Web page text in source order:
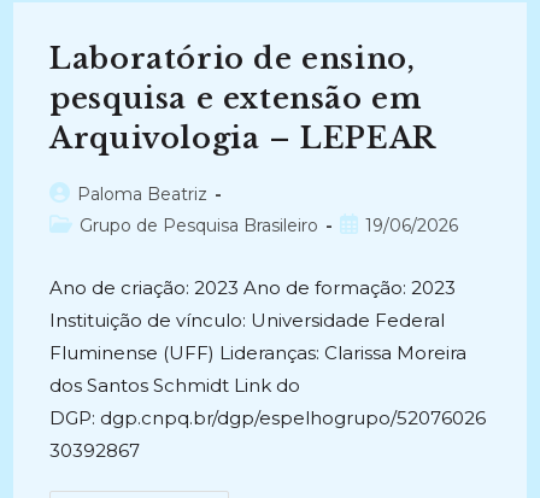
Laboratório de ensino,
pesquisa e extensão em
Arquivologia – LEPEAR
Autor
do
Paloma Beatriz
Categoria
Grupo de Pesquisa Brasileiro
Post19/06/2026
Ano de criação: 2023 Ano de formação: 2023
Instituição de vínculo: Universidade Federal
Fluminense (UFF) Lideranças: Clarissa Moreira
dos Santos Schmidt Link do
DGP: dgp.cnpq.br/dgp/espelhogrupo/52076026
30392867